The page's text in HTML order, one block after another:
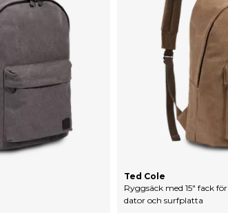
Ryggsäck med 15" fack för
dator och surfplatta
Ted Cole